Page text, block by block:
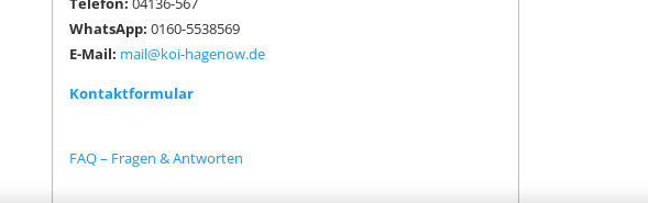
WhatsApp:0160-5538569
E-Mail: mail@koi-hagenow.de
Kontaktformular
FAQ – Fragen & Antworten